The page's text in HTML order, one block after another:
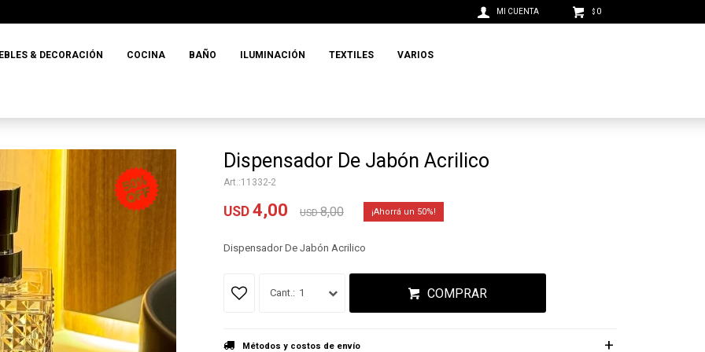
& DECORACIÓN COCINA BAÑO ILUMINACIÓN TEXTILES VARIOS
$ 0
Dispensador De Jabón Acrilico
11332-2
USD 4,00 USD 8,00 50
Dispensador De Jabón Acrilico
1 COMPRAR
Métodos y costos de envío